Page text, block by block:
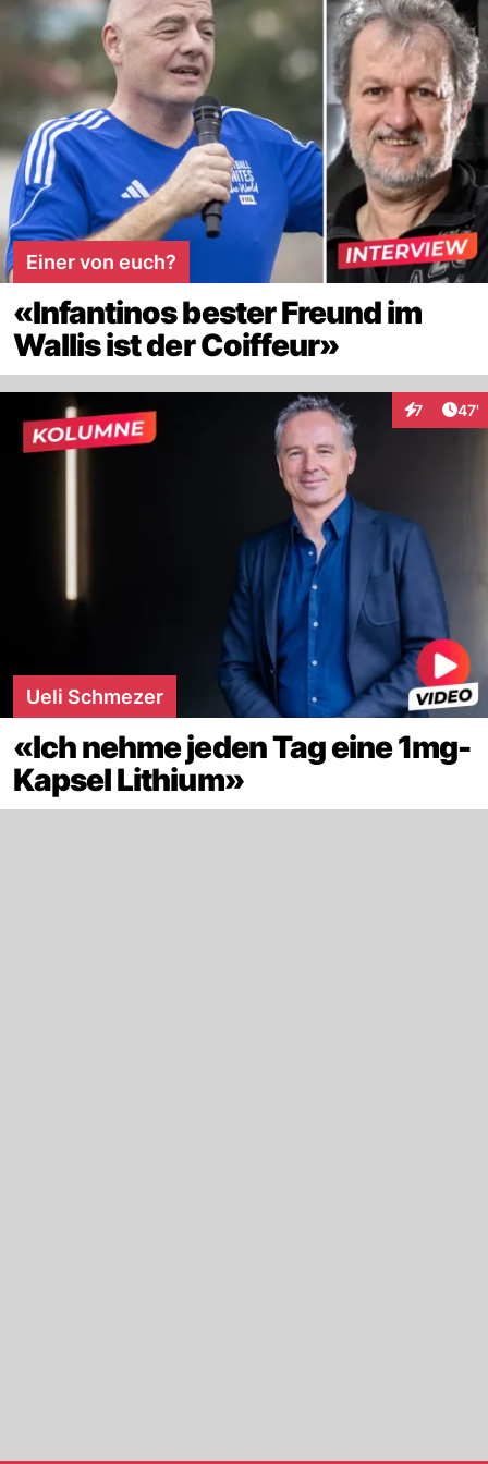
Einer von euch?
«Infantinos bester Freund im
Wallis ist der Coiffeur»
7 47'
Ueli Schmezer
«Ich nehme jeden Tag eine 1mg-
Kapsel Lithium»